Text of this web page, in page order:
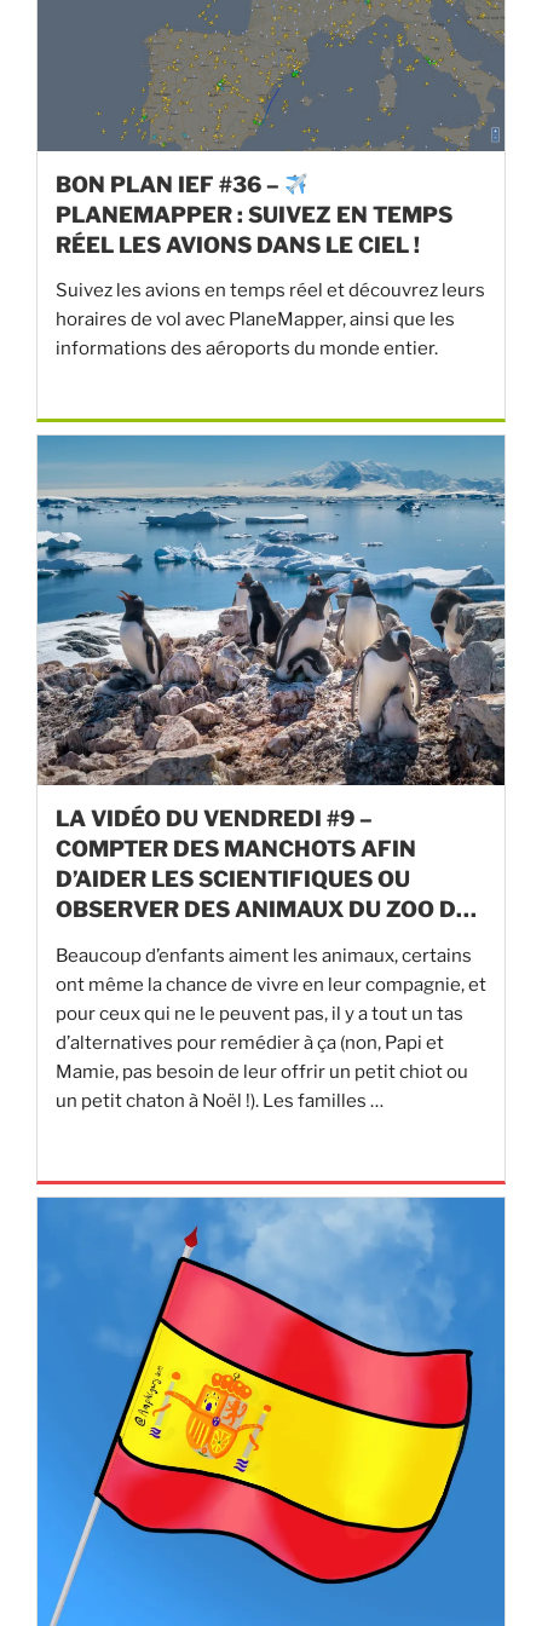
BON PLAN IEF #36 –
PLANEMAPPER : SUIVEZ EN TEMPS
RÉEL LES AVIONS DANS LE CIEL !
Suivez les avions en temps réel et découvrez leurs
horaires de vol avec PlaneMapper, ainsi que les
informations des aéroports du monde entier.
LA VIDÉO DU VENDREDI #9 –
COMPTER DES MANCHOTS AFIN
D’AIDER LES SCIENTIFIQUES OU
OBSERVER DES ANIMAUX DU ZOO DE
Beaucoup d’enfants aiment les animaux, certains
ont même la chance de vivre en leur compagnie, et
pour ceux qui ne le peuvent pas, il y a tout un tas
d’alternatives pour remédier à ça (non, Papi et
Mamie, pas besoin de leur offrir un petit chiot ou
un petit chaton à Noël !). Les familles …